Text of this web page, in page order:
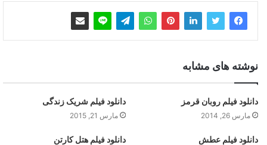
نوشته های مشابه
دانلود فیلم روبان قرمز
مارس 26, 2014
دانلود فیلم شریک زندگی
مارس 21, 2015
دانلود فیلم عطش دانلود فیلم هتل کارتن